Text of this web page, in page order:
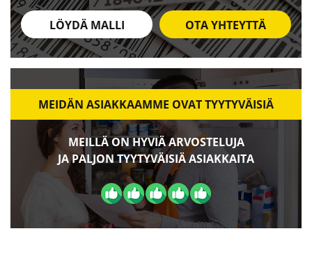
LÖYDÄ MALLI OTA YHTEYTTÄ
MEIDÄN ASIAKKAAMME OVAT TYYTYVÄISIÄ
MEILLÄ ON HYVIÄ ARVOSTELUJA
JA PALJON TYYTYVÄISIÄ ASIAKKAITA